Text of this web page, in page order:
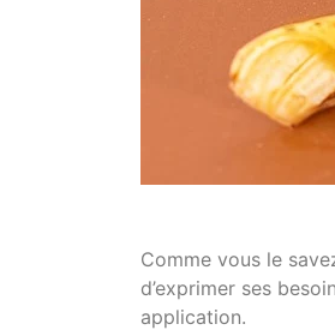
Comme vous le
d’exprimer ses
application.